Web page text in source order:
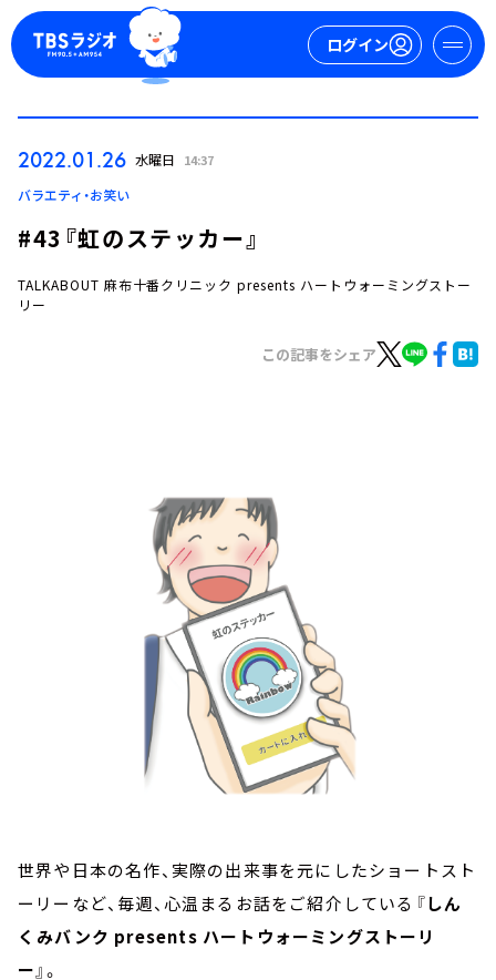
ログイン
ログイン
イベント・グッズ
2022.01.26 水曜日 14:37
バラエティ・お笑い
#43『虹のステッカー』
TALKABOUT 麻布十番クリニック presents ハートウォーミングストー
リー
この記事をシェア
世界や日本の名作、実際の出来事を元にしたショートスト
ーリーなど、毎週、心温まるお話をご紹介している『しん
くみバンク presents ハートウォーミングストーリ
ー』。